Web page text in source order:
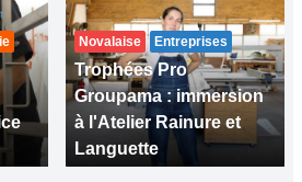
Novalaise Entreprises
Trophées Pro
Groupama : immersion
à l'Atelier Rainure et
Languette